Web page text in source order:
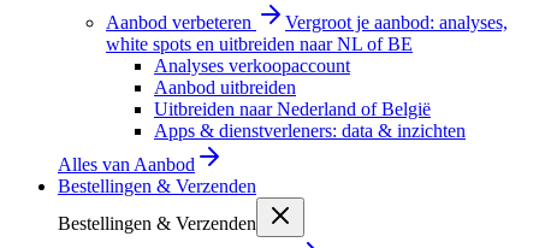
Aanbod verbeteren
Vergroot je aanbod: analyses,
white spots en uitbreiden naar NL of BE
Analyses verkoopaccount
Aanbod uitbreiden
Uitbreiden naar Nederland of België
Apps & dienstverleners: data & inzichten
Alles van Aanbod
Bestellingen & Verzenden
Bestellingen & Verzenden